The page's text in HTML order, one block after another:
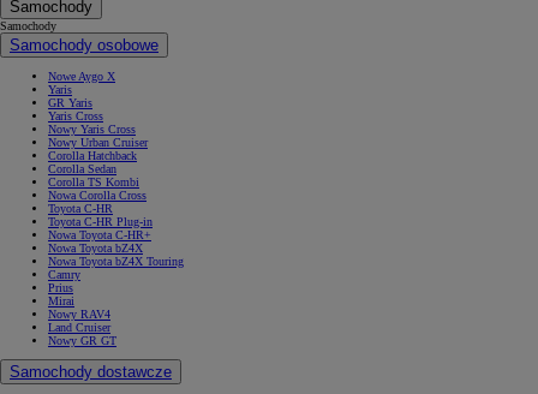
Samochody
Samochody
Samochody osobowe
Nowe Aygo X
Yaris
GR Yaris
Yaris Cross
Nowy Yaris Cross
Nowy Urban Cruiser
Corolla Hatchback
Corolla Sedan
Corolla TS Kombi
Nowa Corolla Cross
Toyota C-HR
Toyota C-HR Plug-in
Nowa Toyota C-HR+
Nowa Toyota bZ4X
Nowa Toyota bZ4X Touring
Camry
Prius
Mirai
Nowy RAV4
Land Cruiser
Nowy GR GT
Samochody dostawcze